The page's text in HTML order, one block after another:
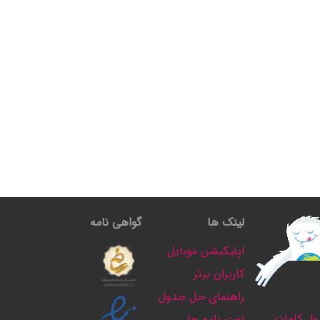
لینک ها
اپلیکیشن موبایل
کاربران برتر
راهنمای حل جدول
گواهی نامه